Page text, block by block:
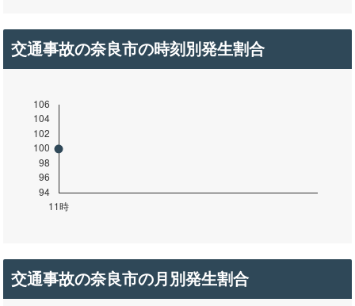
交通事故の奈良市の時刻別発生割合
交通事故の奈良市の月別発生割合